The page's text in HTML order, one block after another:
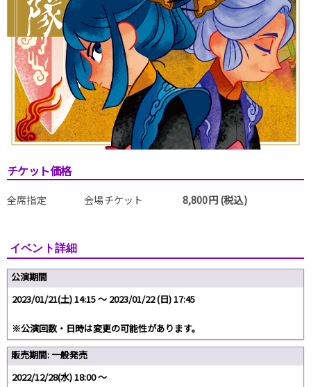
チケット価格
全席指定 会場チケット 8,800円 (税込)
イベント詳細
公演期間
2023/01/21(土) 14:15 〜 2023/01/22 (日) 17:45
※公演回数・日時は変更の可能性があります。
販売期間: 一般発売
2022/12/28(水) 18:00 〜